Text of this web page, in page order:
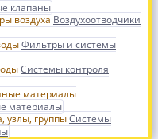
клапаны
Воздухоотводчики
Фильтры и системы
Системы контроля
материалы
Системы